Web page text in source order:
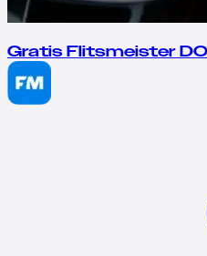
Gratis Flitsmeister